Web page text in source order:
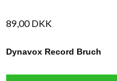
89,00 DKK
Dynavox Record Bruch